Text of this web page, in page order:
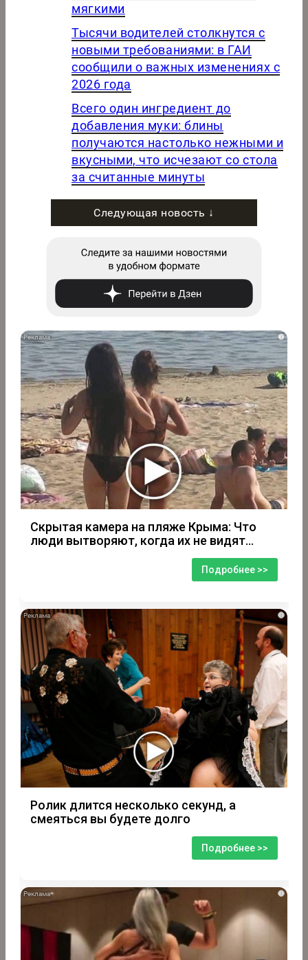
мягкими
Тысячи водителей столкнутся с
новыми требованиями: в ГАИ
сообщили о важных изменениях с
2026 года
Всего один ингредиент до
добавления муки: блины
получаются настолько нежными и
вкусными, что исчезают со стола
за считанные минуты
Следующая новость ↓
i
Скрытая камера на пляже Крыма: Что
люди вытворяют, когда их не видят...
Подробнее >>
i
Ролик длится несколько секунд, а
смеяться вы будете долго
Подробнее >>
i